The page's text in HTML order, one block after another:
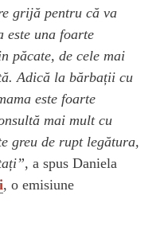
grijă pentru că va
este una foarte
păcate, de cele mai
Adică la bărbații cu
este foarte
mai mult cu
greu de rupt legătura,
, a spus Daniela
, o emisiune